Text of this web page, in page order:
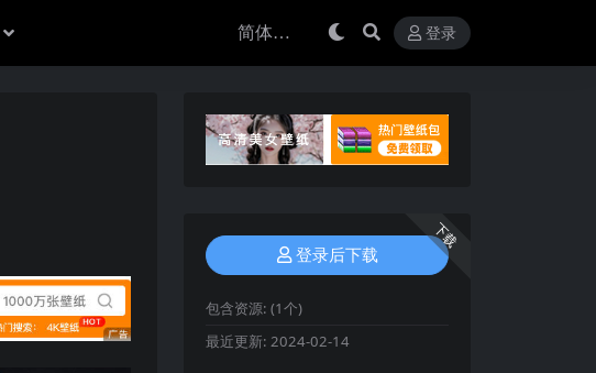
登录
下载
登录后下载
包含资源: (1个)
最近更新: 2024-02-14